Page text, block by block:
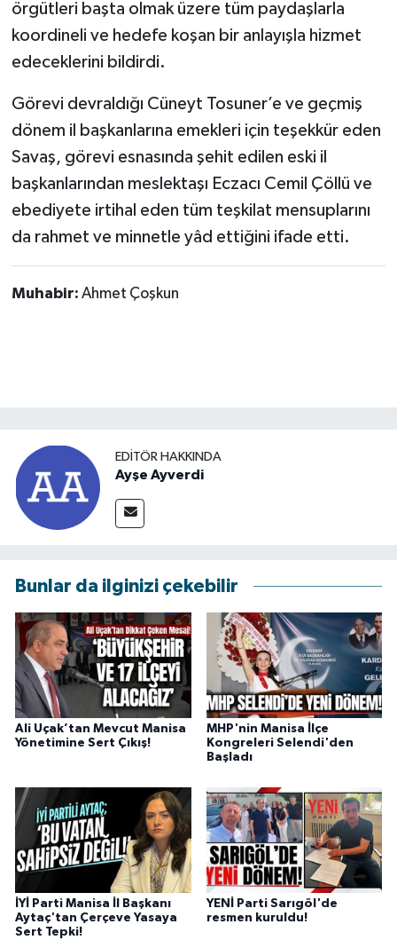
örgütleri başta olmak üzere tüm paydaşlarla
koordineli ve hedefe koşan bir anlayışla hizmet
edeceklerini bildirdi.
Görevi devraldığı Cüneyt Tosuner’e ve geçmiş
dönem il başkanlarına emekleri için teşekkür eden
Savaş, görevi esnasında şehit edilen eski il
başkanlarından meslektaşı Eczacı Cemil Çöllü ve
ebediyete irtihal eden tüm teşkilat mensuplarını
da rahmet ve minnetle yâd ettiğini ifade etti.
Muhabir: Ahmet Çoşkun
EDITÖR HAKKINDA
Ayşe Ayverdi
Bunlar da ilginizi çekebilir
Ali Uçak’tan Mevcut Manisa
Yönetimine Sert Çıkış!
MHP'nin Manisa İlçe
Kongreleri Selendi'den
Başladı
İYİ Parti Manisa İl Başkanı
Aytaç'tan Çerçeve Yasaya
Sert Tepki!
YENİ Parti Sarıgöl'de
resmen kuruldu!